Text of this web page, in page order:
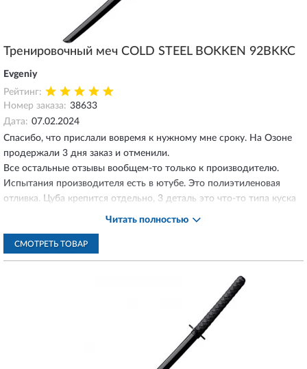
Тренировочный меч COLD STEEL BOKKEN 92BKKC
Evgeniy
Рейтинг:
Номер заказа: 38633
Дата: 07.02.2024
Спасибо, что прислали вовремя к нужному мне сроку. На Озоне
продержали 3 дня заказ и отменили.
Все остальные отзывы вообщем-то только к производителю.
Испытания производителя есть в ютубе. Это полиэтиленовая
отливка. Цуба крепится отдельно, 3 деталь это что-то типа куска
резинового шланга - фиксирует цубу. Вещь неплохая, фактурная,
вакидзаси, а у производителя можно купить комплект
Читать полностью
СМОТРЕТЬ ТОВАР